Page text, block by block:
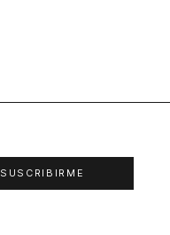
SUSCRIBIRME